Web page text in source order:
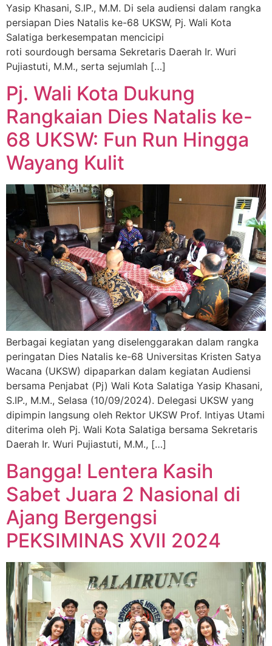
Yasip Khasani, S.IP., M.M. Di sela audiensi dalam rangka
persiapan Dies Natalis ke-68 UKSW, Pj. Wali Kota
Salatiga berkesempatan mencicipi
roti sourdough bersama Sekretaris Daerah Ir. Wuri
Pujiastuti, M.M., serta sejumlah […]
Pj. Wali Kota Dukung
Rangkaian Dies Natalis ke-
68 UKSW: Fun Run Hingga
Wayang Kulit
Berbagai kegiatan yang diselenggarakan dalam rangka
peringatan Dies Natalis ke-68 Universitas Kristen Satya
Wacana (UKSW) dipaparkan dalam kegiatan Audiensi
bersama Penjabat (Pj) Wali Kota Salatiga Yasip Khasani,
S.IP., M.M., Selasa (10/09/2024). Delegasi UKSW yang
dipimpin langsung oleh Rektor UKSW Prof. Intiyas Utami
diterima oleh Pj. Wali Kota Salatiga bersama Sekretaris
Daerah Ir. Wuri Pujiastuti, M.M., […]
Bangga! Lentera Kasih
Sabet Juara 2 Nasional di
Ajang Bergengsi
PEKSIMINAS XVII 2024